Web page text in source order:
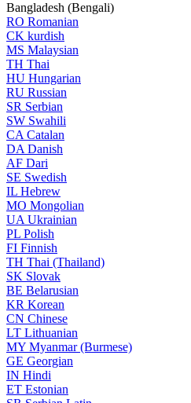
Bangladesh (Bengali)
RO Romanian
CK kurdish
MS Malaysian
TH Thai
HU Hungarian
RU Russian
SR Serbian
SW Swahili
CA Catalan
DA Danish
AF Dari
SE Swedish
IL Hebrew
MO Mongolian
UA Ukrainian
PL Polish
FI Finnish
TH Thai (Thailand)
SK Slovak
BE Belarusian
KR Korean
CN Chinese
LT Lithuanian
MY Myanmar (Burmese)
GE Georgian
IN Hindi
ET Estonian